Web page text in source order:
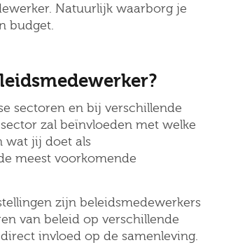
Natuurlijk waarborg je
budget.
sectoren en bij verschillende
zal beïnvloeden met welke
wat jij doet als
meest voorkomende
zijn beleidsmedewerkers
van beleid op verschillende
invloed op de samenleving.